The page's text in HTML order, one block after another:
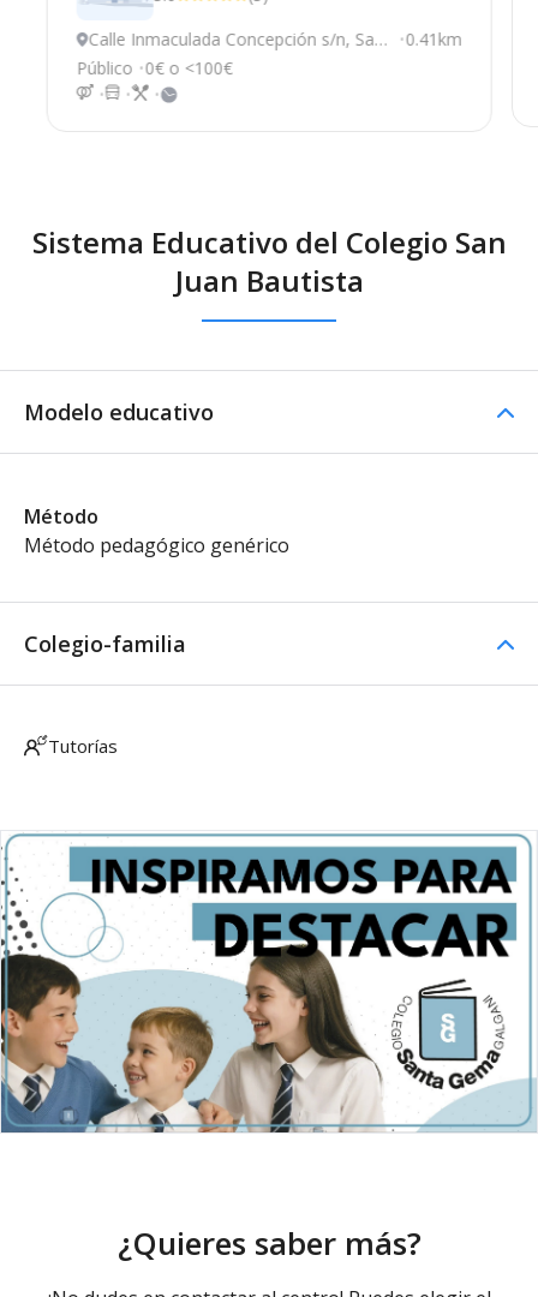
Calle Inmaculada Concepción s/n, San
Juan del Puerto
0.41km
Público 0€ o <100€
Sistema Educativo del Colegio San
Juan Bautista
Modelo educativo
Método
Método pedagógico genérico
Colegio-familia
Tutorías
¿Quieres saber más?